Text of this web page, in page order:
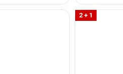
2 + 1